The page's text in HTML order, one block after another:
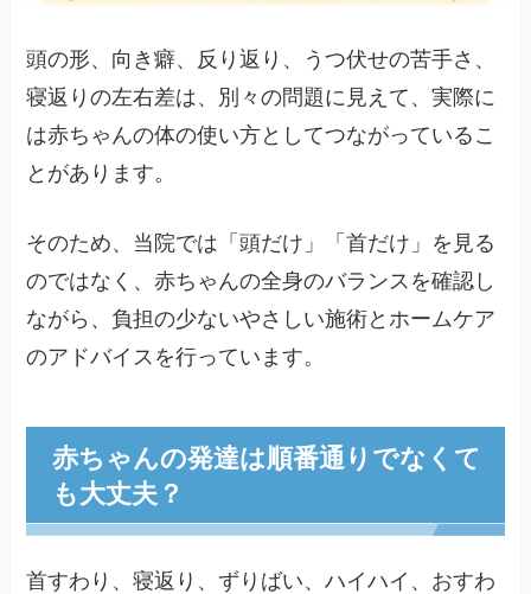
頭の形、向き癖、反り返り、うつ伏せの苦手さ、
寝返りの左右差は、別々の問題に見えて、実際に
は赤ちゃんの体の使い方としてつながっているこ
とがあります。
そのため、当院では「頭だけ」「首だけ」を見る
のではなく、赤ちゃんの全身のバランスを確認し
ながら、負担の少ないやさしい施術とホームケア
のアドバイスを行っています。
赤ちゃんの発達は順番通りでなくて
も大丈夫？
首すわり、寝返り、ずりばい、ハイハイ、おすわ